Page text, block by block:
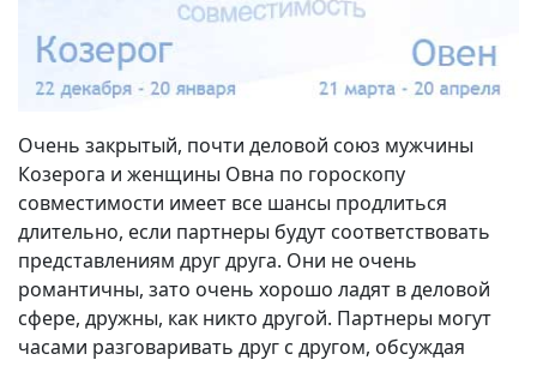
Очень закрытый, почти деловой союз мужчины
Козерога и женщины Овна по гороскопу
совместимости имеет все шансы продлиться
длительно, если партнеры будут соответствовать
представлениям друг друга. Они не очень
романтичны, зато очень хорошо ладят в деловой
сфере, дружны, как никто другой. Партнеры могут
часами разговаривать друг с другом, обсуждая